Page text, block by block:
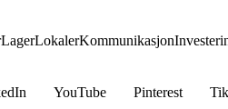
LagerLokalerKommunikasjon
YouTube Pinterest